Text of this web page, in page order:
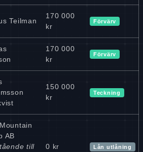
Teilman
170 000
kr
Förvärv
170 000
kr
Förvärv
150 000
kr
Teckning
AB
till
0 kr Lån utlåning